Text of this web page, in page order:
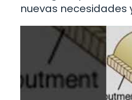
nuevas necesidades